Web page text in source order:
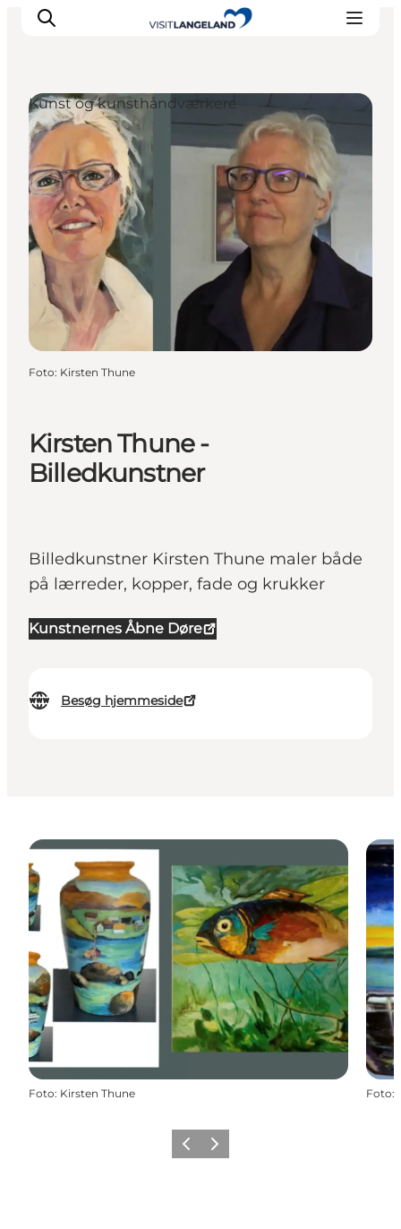
Oplevelser
Byer og øer
Outdoor
Overnatning
Planlæg ferie
Kirsten Thune -
Billedkunstner
Billedkunstner Kirsten Thune maler både
på lærreder, kopper, fade og krukker
Kunstnernes Åbne Døre
Besøg hjemmeside
Kunst og kunsthåndværkere
Foto: Kirsten Thune
Foto: Kirsten Thune Foto:
ForrigeNæste